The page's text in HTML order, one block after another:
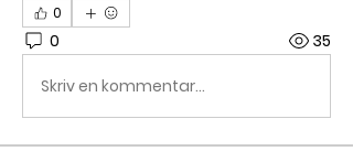
0
0 35
Skriv en kommentar...